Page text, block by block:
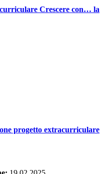
Crescere con… la
progetto extracurriculare